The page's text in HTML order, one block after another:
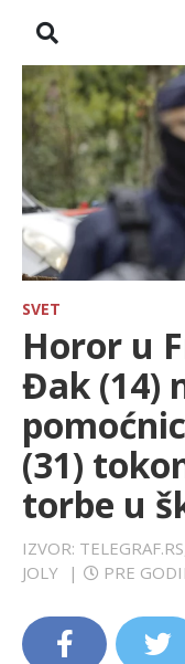
NASLOVNA
VESTI
ZADRUGA
SHOWBIZ
HRONIKA
FARMERI
SPORT
LIFESTYLE
EXTRA
SVET
Horor u
Đak (14)
(31)
torbe u
IZVOR:
JOLY
| PRE